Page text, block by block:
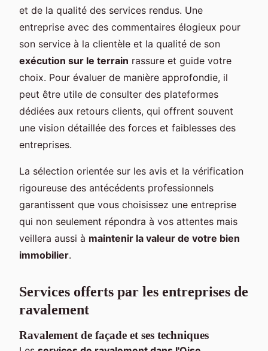
et de la qualité des services rendus. Une
entreprise avec des commentaires élogieux pour
son service à la clientèle et la qualité de son
exécution sur le terrain rassure et guide votre
choix. Pour évaluer de manière approfondie, il
peut être utile de consulter des plateformes
dédiées aux retours clients, qui offrent souvent
une vision détaillée des forces et faiblesses des
entreprises.
La sélection orientée sur les avis et la vérification
rigoureuse des antécédents professionnels
garantissent que vous choisissez une entreprise
qui non seulement répondra à vos attentes mais
veillera aussi à maintenir la valeur de votre bien
immobilier.
Services offerts par les entreprises de
ravalement
Ravalement de façade et ses techniques